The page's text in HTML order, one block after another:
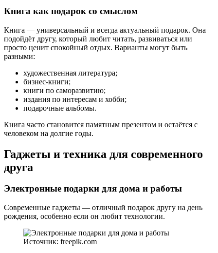
Книга как подарок со смыслом
Книга — универсальный и всегда актуальный подарок. Она
подойдёт другу, который любит читать, развиваться или
просто ценит спокойный отдых. Варианты могут быть
разными:
художественная литература;
бизнес-книги;
книги по саморазвитию;
издания по интересам и хобби;
подарочные альбомы.
Книга часто становится памятным презентом и остаётся с
человеком на долгие годы.
Гаджеты и техника для современного
друга
Электронные подарки для дома и работы
Современные гаджеты — отличный подарок другу на день
рождения, особенно если он любит технологии.
Источник: freepik.com